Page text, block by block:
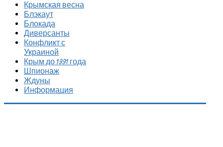
Крымская весна
Блэкаут
Блокада
Диверсанты
Конфликт с
Украиной
Крым до 1991 года
Шпионаж
Ждуны
Информация